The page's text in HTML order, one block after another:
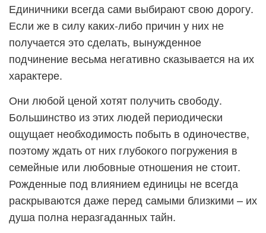
Единичники всегда сами выбирают свою дорогу.
Если же в силу каких-либо причин у них не
получается это сделать, вынужденное
подчинение весьма негативно сказывается на их
характере.
Они любой ценой хотят получить свободу.
Большинство из этих людей периодически
ощущает необходимость побыть в одиночестве,
поэтому ждать от них глубокого погружения в
семейные или любовные отношения не стоит.
Рожденные под влиянием единицы не всегда
раскрываются даже перед самыми близкими – их
душа полна неразгаданных тайн.